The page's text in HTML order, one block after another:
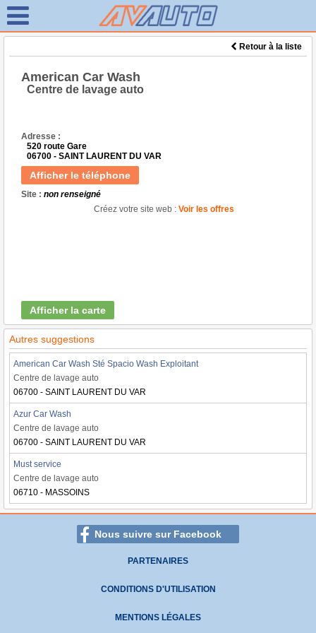
Retour à la liste
American Car Wash
Centre de lavage auto
Adresse :
520 route Gare
06700 - SAINT LAURENT DU VAR
Afficher le téléphone
Site : non renseigné
Créez votre site web : Voir les offres
Afficher la carte
Autres suggestions
American Car Wash Sté Spacio Wash Exploitant
Centre de lavage auto
06700 - SAINT LAURENT DU VAR
Azur Car Wash
Centre de lavage auto
06700 - SAINT LAURENT DU VAR
Must service
Centre de lavage auto
06710 - MASSOINS
Nous suivre sur Facebook
PARTENAIRES
CONDITIONS D'UTILISATION
MENTIONS LÉGALES